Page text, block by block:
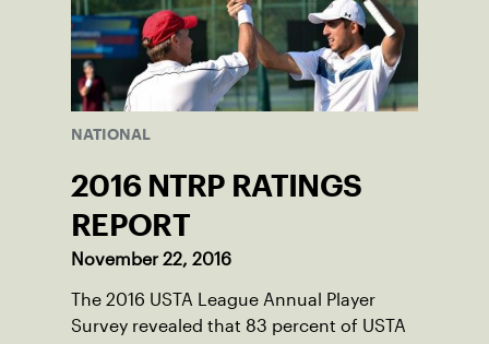
NATIONAL
2016 NTRP RATINGS
REPORT
November 22, 2016
The 2016 USTA League Annual Player
Survey revealed that 83 percent of USTA